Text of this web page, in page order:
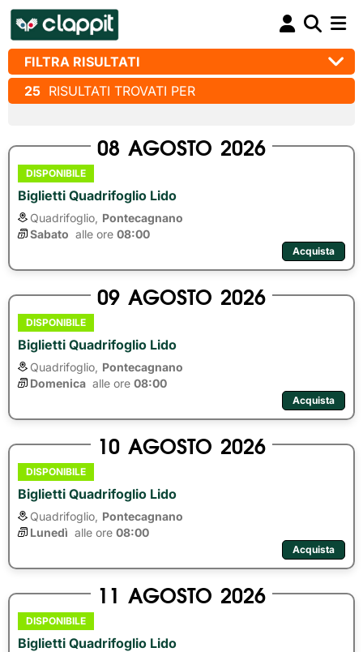
FILTRA RISULTATI
25 RISULTATI TROVATI PER
08 AGOSTO 2026
DISPONIBILE
Biglietti Quadrifoglio Lido
Quadrifoglio, Pontecagnano
Sabato alle ore 08:00
Acquista
09 AGOSTO 2026
DISPONIBILE
Biglietti Quadrifoglio Lido
Quadrifoglio, Pontecagnano
Domenica alle ore 08:00
Acquista
10 AGOSTO 2026
DISPONIBILE
Biglietti Quadrifoglio Lido
Quadrifoglio, Pontecagnano
Lunedì alle ore 08:00
Acquista
11 AGOSTO 2026
DISPONIBILE
Biglietti Quadrifoglio Lido